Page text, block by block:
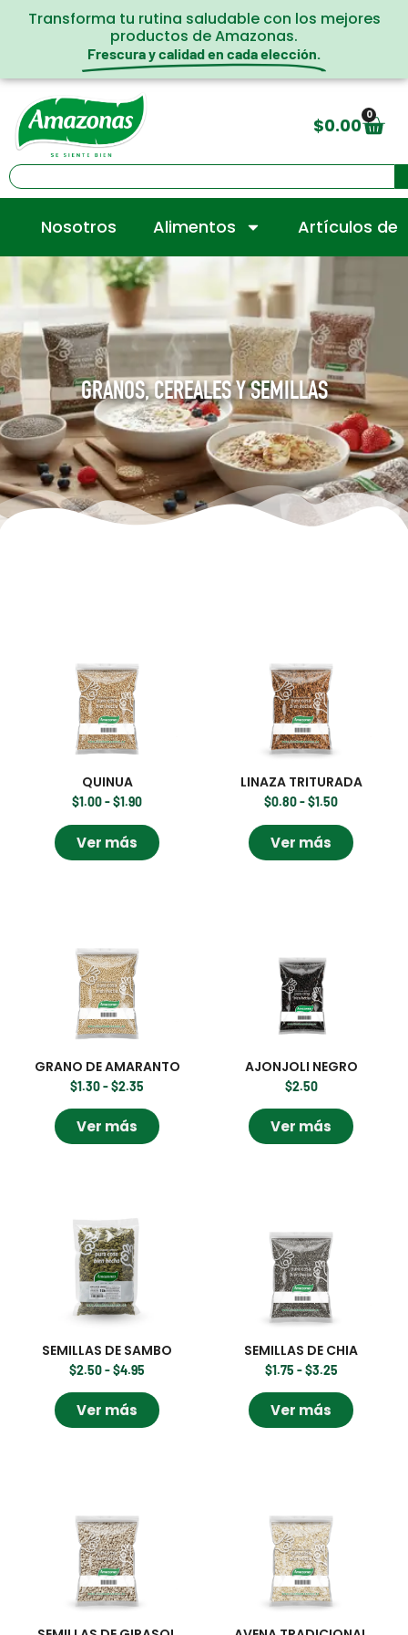
Transforma tu rutina saludable con los mejores
productos de Amazonas.
Frescura y calidad en cada elección.
$0.00 0
Nosotros Alimentos Artículos de
GRANOS, CEREALES Y SEMILLAS
QUINUA
$1.00-$1.90
Ver más
LINAZA TRITURADA
$0.80-$1.50
Ver más
GRANO DE AMARANTO
$1.30-$2.35
Ver más
AJONJOLI NEGRO
$2.50
Ver más
SEMILLAS DE SAMBO
$2.50-$4.95
Ver más
SEMILLAS DE CHIA
$1.75 - $3.25
Ver más